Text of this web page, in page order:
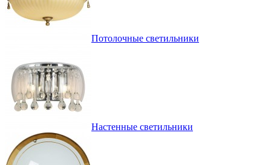
Потолочные светильники
Настенные светильники